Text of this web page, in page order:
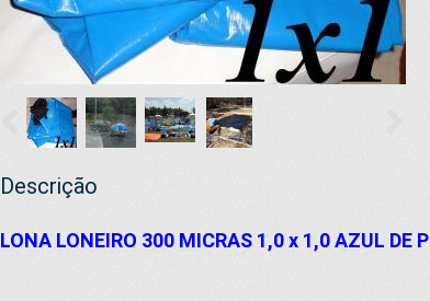
Descrição
LONA LONEIRO 300 MICRAS 1,0 x 1,0 AZUL DE